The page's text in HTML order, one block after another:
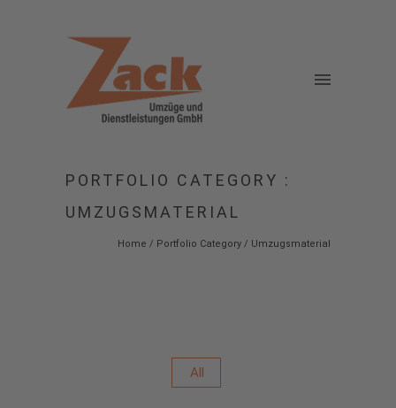
PORTFOLIO CATEGORY :
UMZUGSMATERIAL
Home / Portfolio Category / Umzugsmaterial
All